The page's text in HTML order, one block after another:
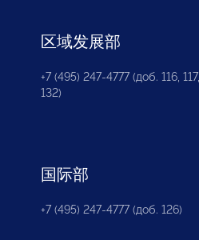
区域发展部
+7 (495) 247-4777 (доб. 116, 117,
132)
国际部
+7 (495) 247-4777 (доб. 126)